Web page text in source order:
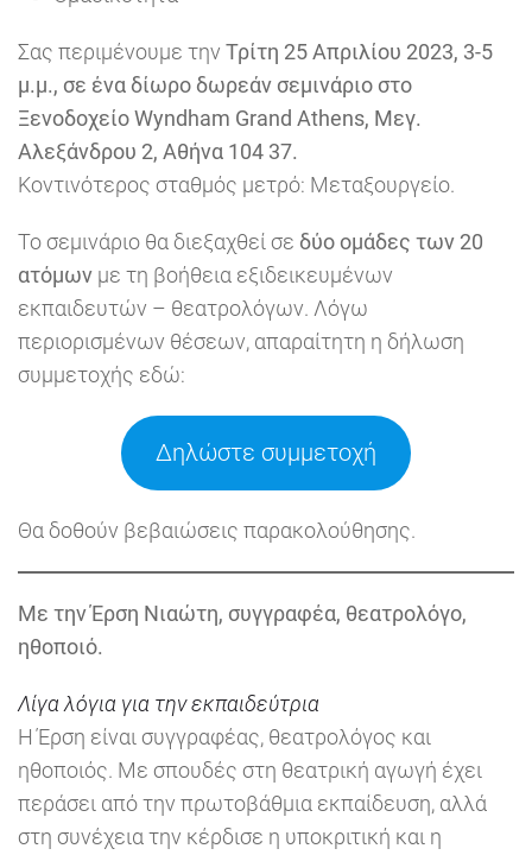
Σας περιμένουμε την Τρίτη 25 Απριλίου 2023, 3-5
μ.μ., σε ένα δίωρο δωρεάν σεμινάριο στο
Ξενοδοχείο Wyndham Grand Athens, Μεγ.
Αλεξάνδρου 2, Αθήνα 104 37.
Κοντινότερος σταθμός μετρό: Μεταξουργείο.
Το σεμινάριο θα διεξαχθεί σε δύο ομάδες των 20
ατόμων με τη βοήθεια εξιδεικευμένων
εκπαιδευτών – θεατρολόγων. Λόγω
περιορισμένων θέσεων, απαραίτητη η δήλωση
συμμετοχής εδώ:
Δηλώστε συμμετοχή
Θα δοθούν βεβαιώσεις παρακολούθησης.
Με την Έρση Νιαώτη, συγγραφέα, θεατρολόγο,
ηθοποιό.
Λίγα λόγια για την εκπαιδεύτρια
Η Έρση είναι συγγραφέας, θεατρολόγος και
ηθοποιός. Με σπουδές στη θεατρική αγωγή έχει
περάσει από την πρωτοβάθμια εκπαίδευση, αλλά
στη συνέχεια την κέρδισε η υποκριτική και η